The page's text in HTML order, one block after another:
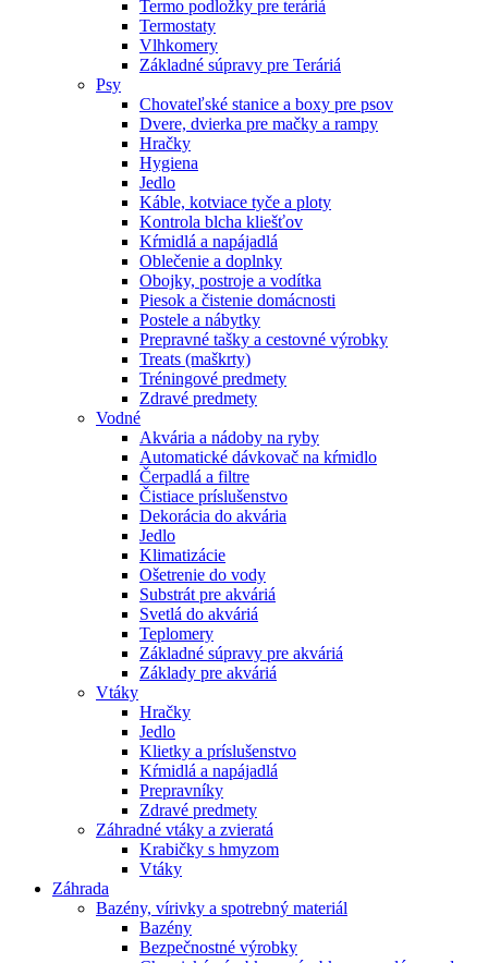
Termo podložky pre teráriá
Termostaty
Vlhkomery
Základné súpravy pre Teráriá
Psy
Chovateľské stanice a boxy pre psov
Dvere, dvierka pre mačky a rampy
Hračky
Hygiena
Jedlo
Káble, kotviace tyče a ploty
Kontrola blcha kliešťov
Kŕmidlá a napájadlá
Oblečenie a doplnky
Obojky, postroje a vodítka
Piesok a čistenie domácnosti
Postele a nábytky
Prepravné tašky a cestovné výrobky
Treats (maškrty)
Tréningové predmety
Zdravé predmety
Vodné
Akvária a nádoby na ryby
Automatické dávkovač na kŕmidlo
Čerpadlá a filtre
Čistiace príslušenstvo
Dekorácia do akvária
Jedlo
Klimatizácie
Ošetrenie do vody
Substrát pre akváriá
Svetlá do akváriá
Teplomery
Základné súpravy pre akváriá
Základy pre akváriá
Vtáky
Hračky
Jedlo
Klietky a príslušenstvo
Kŕmidlá a napájadlá
Prepravníky
Zdravé predmety
Záhradné vtáky a zvieratá
Krabičky s hmyzom
Vtáky
Záhrada
Bazény, vírivky a spotrebný materiál
Bazény
Bezpečnostné výrobky